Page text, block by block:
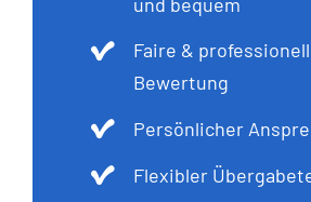
Faire &
Bewertung
Persönlicher
Flexibler